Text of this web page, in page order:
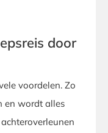
door
voordelen. Zo
en wordt alles